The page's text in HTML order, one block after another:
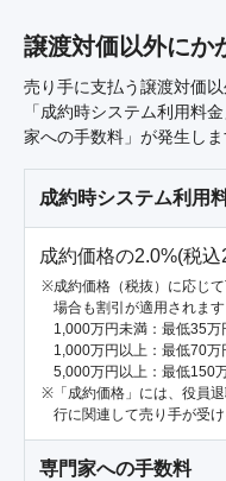
譲渡対価以外にか
売り手に支払う譲渡対価
「成約時システム利用料
家への手数料」が発生しま
成約時システム利用
成約価格の2.0%(税込
成約価格（税抜）に応じ
場合も割引が適用されます
1,000万円未満：最低35万
1,000万円以上：最低70万
5,000万円以上：最低150
「成約価格」には、役員
行に関連して売り手が受
専門家への手数料